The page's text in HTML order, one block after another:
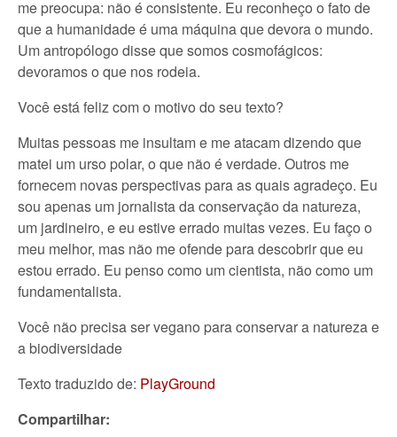
me preocupa: não é consistente. Eu reconheço o fato de
que a humanidade é uma máquina que devora o mundo.
Um antropólogo disse que somos cosmofágicos:
devoramos o que nos rodeia.
Você está feliz com o motivo do seu texto?
Muitas pessoas me insultam e me atacam dizendo que
matei um urso polar, o que não é verdade. Outros me
fornecem novas perspectivas para as quais agradeço. Eu
sou apenas um jornalista da conservação da natureza,
um jardineiro, e eu estive errado muitas vezes. Eu faço o
meu melhor, mas não me ofende para descobrir que eu
estou errado. Eu penso como um cientista, não como um
fundamentalista.
Você não precisa ser vegano para conservar a natureza e
a biodiversidade
Texto traduzido de: PlayGround
Compartilhar: